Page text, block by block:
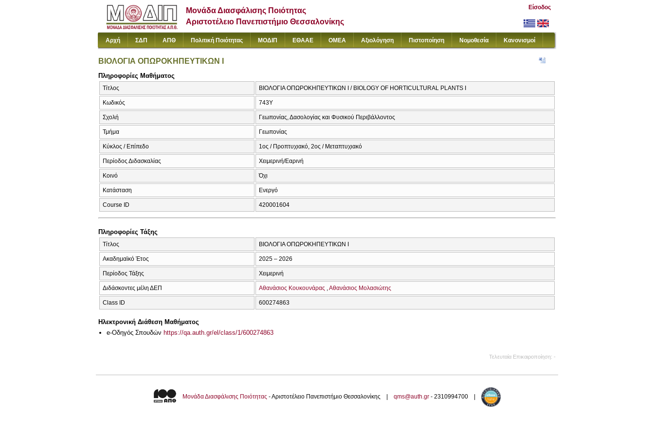
Μονάδα Διασφάλισης Ποιότητας
Αριστοτέλειο Πανεπιστήμιο Θεσσαλονίκης
Είσοδος
Αρχή ΣΔΠ ΑΠΘ Πολιτική Ποιότητας ΜΟΔΙΠ ΕΘΑΑΕ ΟΜΕΑ Αξιολόγηση Πιστοποίηση Νομοθεσία Κανονισμοί
ΒΙΟΛΟΓΙΑ ΟΠΩΡΟΚΗΠΕΥΤΙΚΩΝ Ι
Πληροφορίες Μαθήματος
Τίτλος ΒΙΟΛΟΓΙΑ ΟΠΩΡΟΚΗΠΕΥΤΙΚΩΝ Ι / BIOLOGY OF HORTICULTURAL PLANTS I
Κωδικός 743Υ
Σχολή Γεωπονίας, Δασολογίας και Φυσικού Περιβάλλοντος
Τμήμα Γεωπονίας
Κύκλος / Επίπεδο 1ος / Προπτυχιακό, 2ος / Μεταπτυχιακό
Περίοδος Διδασκαλίας Χειμερινή/Εαρινή
Κοινό Όχι
Κατάσταση Ενεργό
Course ID 420001604
Πληροφορίες Τάξης
Τίτλος ΒΙΟΛΟΓΙΑ ΟΠΩΡΟΚΗΠΕΥΤΙΚΩΝ Ι
Ακαδημαϊκό Έτος 2025 – 2026
Περίοδος Τάξης Χειμερινή
Διδάσκοντες μέλη ΔΕΠ Αθανάσιος Κουκουνάρας Αθανάσιος Μολασιώτης
Class ID 600274863
Ηλεκτρονική Διάθεση Μαθήματος
e-Οδηγός Σπουδών https://qa.auth.gr/el/class/1/600274863
Τελευταία Επικαιροποίηση -
Μονάδα Διασφάλισης Ποιότητας - Αριστοτέλειο Πανεπιστήμιο Θεσσαλονίκης | qms@auth.gr - 2310994700 |